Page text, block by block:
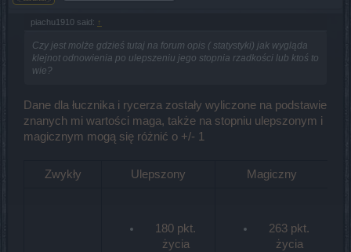
piachu1910 said: ↑
Czy jest molże gdzieś tutaj na forum opis ( statystyki) jak wygląda
klejnot odnowienia po ulepszeniu jego stopnia rzadkości lub ktoś to
wie?
Dane dla łucznika i rycerza zostały wyliczone na podstawie
znanych mi wartości maga, także na stopniu ulepszonym i
magicznym mogą się różnić o +/- 1
Zwykły Ulepszony Magiczny
180 pkt.
życia
263 pkt.
życia